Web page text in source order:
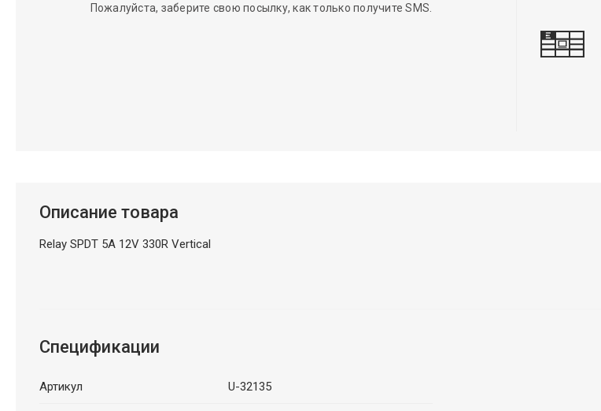
Пожалуйста, заберите свою посылку, как только получите SMS.
Описание товара
Relay SPDT 5A 12V 330R Vertical
Спецификации
Артикул U-32135